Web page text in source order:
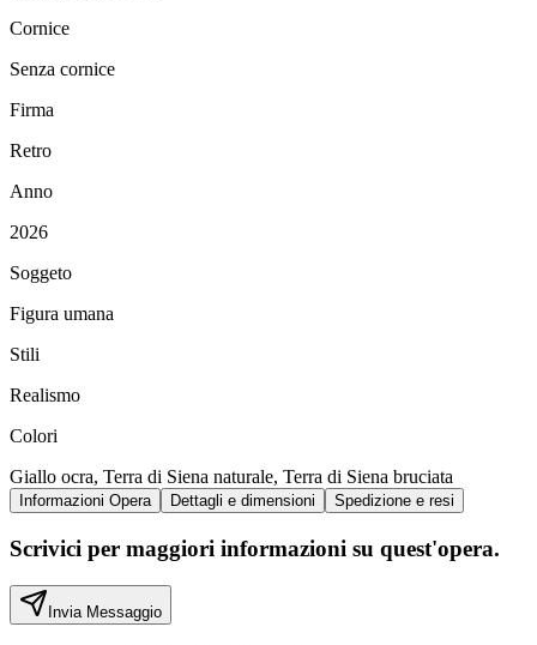
Cornice
Senza cornice
Firma
Retro
Anno
2026
Soggeto
Figura umana
Stili
Realismo
Colori
Giallo ocra, Terra di Siena naturale, Terra di Siena bruciata
Informazioni Opera Dettagli e dimensioni Spedizione e resi
Scrivici per maggiori informazioni su quest'opera.
Invia Messaggio